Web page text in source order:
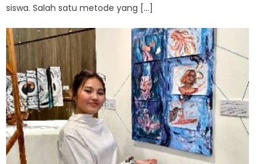
siswa. Salah satu metode yang […]